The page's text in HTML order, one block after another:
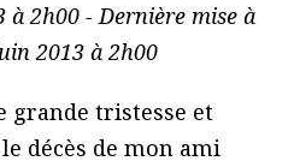
à 2h00 - Dernière mise à
2013 à 2h00
grande tristesse et
décès de mon ami